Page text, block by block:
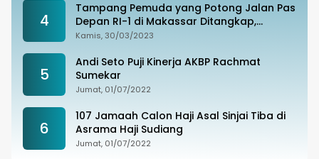
4
Tampang Pemuda yang Potong Jalan Pas
Depan RI-1 di Makassar Ditangkap,
Ternyata Joki Balapan Liar
Kamis, 30/03/2023
5
Andi Seto Puji Kinerja AKBP Rachmat
Sumekar
Jumat, 01/07/2022
6
107 Jamaah Calon Haji Asal Sinjai Tiba di
Asrama Haji Sudiang
Jumat, 01/07/2022